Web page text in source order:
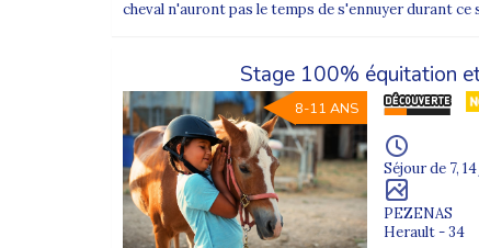
Nos stages accueillent les enfants et
Comment se déroule la répartition des
Avant le départ, une évaluation simple
Peut-on combiner plusieurs sports individuels
Certaines colonies proposent des formules
cheval n'auront pas le temps de s'ennuyer durant ce
Stage 100% équitation
8-11 ANS
Séjour de 7,
PEZENAS
Herault - 34